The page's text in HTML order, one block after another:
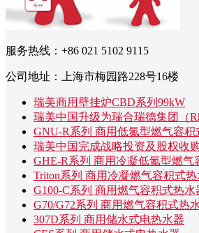
服务热线：+86 021 5102 9115
公司地址：上海市梅园路228号16楼
瑞美商用壁挂炉CBD系列99kW
瑞美中国升级为瑞合瑞德集团（
GNU-R系列 商用低氮型燃气容积
瑞美中国完成战略投资及股权收
GHE-R系列 商用冷凝低氮型燃气
Triton系列 商用冷凝燃气容积式热
G100-C系列 商用燃气容积式热水
G70/G72系列 商用燃气容积式热
307D系列 商用储水式电热水器